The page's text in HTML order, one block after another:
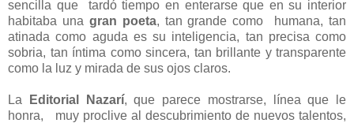
sencilla que tardó tiempo en enterarse que en su interior
habitaba una gran poeta, tan grande como humana, tan
atinada como aguda es su inteligencia, tan precisa como
sobria, tan íntima como sincera, tan brillante y transparente
como la luz y mirada de sus ojos claros.
La Editorial Nazarí, que parece mostrarse, línea que le
honra, muy proclive al descubrimiento de nuevos talentos,